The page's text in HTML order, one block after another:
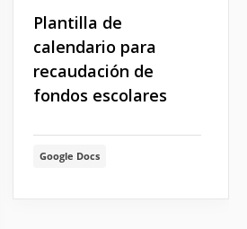
Plantilla de
calendario para
recaudación de
fondos escolares
Google Docs